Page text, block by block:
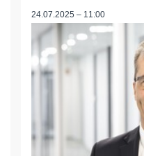
24.07.2025 – 11:00